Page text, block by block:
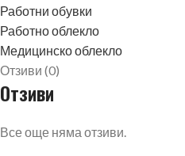
Работни обувки
Работно облекло
Медицинско облекло
Отзиви (0)
Отзиви
Все още няма отзиви.